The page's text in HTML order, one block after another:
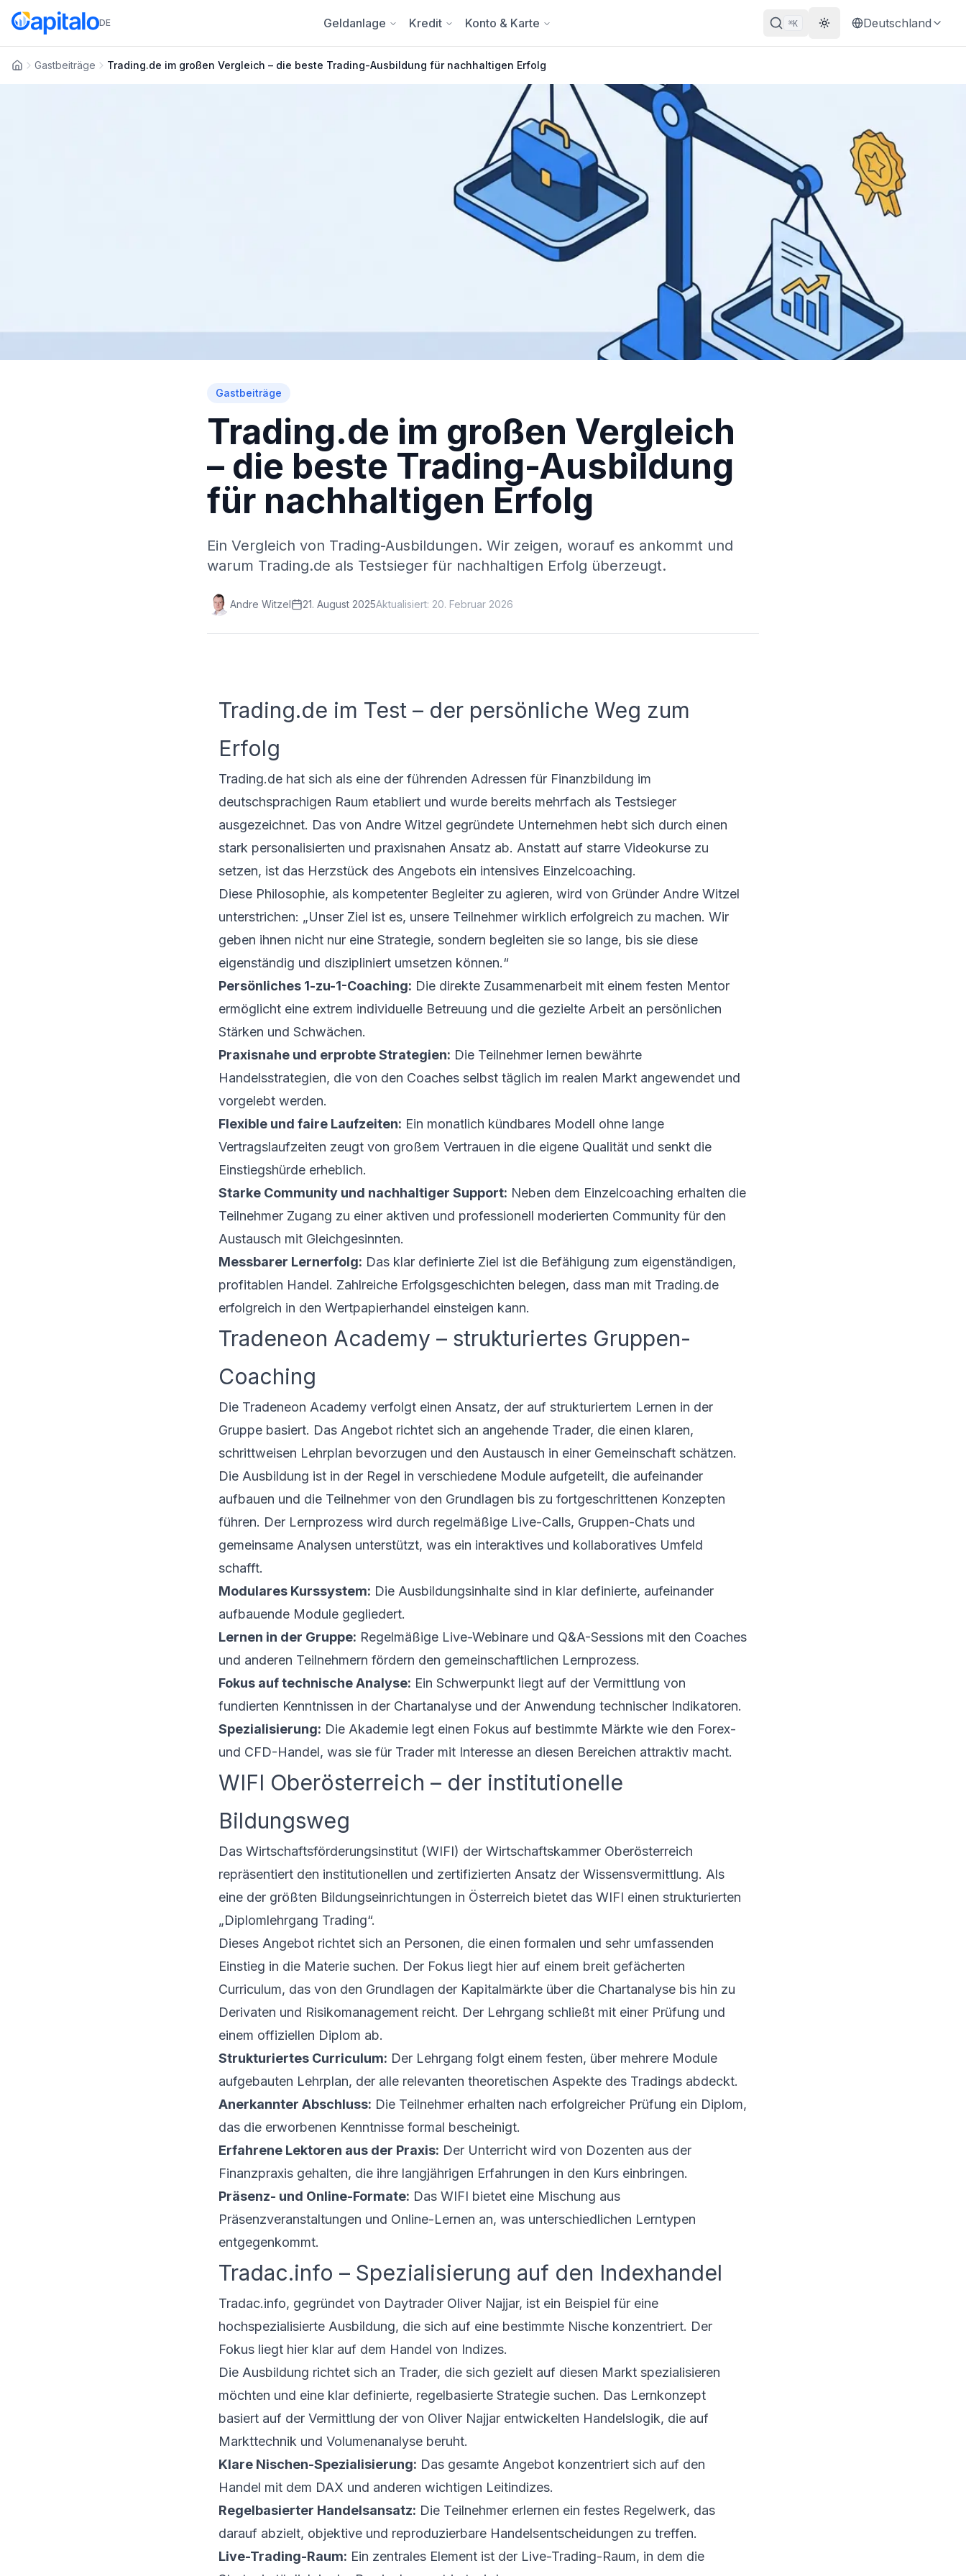
DE Geldanlage Kredit Konto & Karte ⌘K Theme wechseln
Deutschland
Gastbeiträge Trading.de im großen Vergleich – die beste Trading-Ausbildung für nachhaltigen Erfolg
Gastbeiträge
Trading.de im großen Vergleich
– die beste Trading-Ausbildung
für nachhaltigen Erfolg
Ein Vergleich von Trading-Ausbildungen. Wir zeigen, worauf es ankommt und
warum Trading.de als Testsieger für nachhaltigen Erfolg überzeugt.
Andre Witzel 21. August 2025Aktualisiert: 20. Februar 2026
Trading.de im Test – der persönliche Weg zum
Erfolg
Trading.de hat sich als eine der führenden Adressen für Finanzbildung im
deutschsprachigen Raum etabliert und wurde bereits mehrfach als Testsieger
ausgezeichnet. Das von Andre Witzel gegründete Unternehmen hebt sich durch einen
stark personalisierten und praxisnahen Ansatz ab. Anstatt auf starre Videokurse zu
setzen, ist das Herzstück des Angebots ein intensives Einzelcoaching.
Diese Philosophie, als kompetenter Begleiter zu agieren, wird von Gründer Andre Witzel
unterstrichen: „Unser Ziel ist es, unsere Teilnehmer wirklich erfolgreich zu machen. Wir
geben ihnen nicht nur eine Strategie, sondern begleiten sie so lange, bis sie diese
eigenständig und diszipliniert umsetzen können.“
Persönliches 1-zu-1-Coaching: Die direkte Zusammenarbeit mit einem festen Mentor
ermöglicht eine extrem individuelle Betreuung und die gezielte Arbeit an persönlichen
Stärken und Schwächen.
Praxisnahe und erprobte Strategien: Die Teilnehmer lernen bewährte
Handelsstrategien, die von den Coaches selbst täglich im realen Markt angewendet und
vorgelebt werden.
Flexible und faire Laufzeiten: Ein monatlich kündbares Modell ohne lange
Vertragslaufzeiten zeugt von großem Vertrauen in die eigene Qualität und senkt die
Einstiegshürde erheblich.
Starke Community und nachhaltiger Support: Neben dem Einzelcoaching erhalten die
Teilnehmer Zugang zu einer aktiven und professionell moderierten Community für den
Austausch mit Gleichgesinnten.
Messbarer Lernerfolg: Das klar definierte Ziel ist die Befähigung zum eigenständigen,
profitablen Handel. Zahlreiche Erfolgsgeschichten belegen, dass man mit Trading.de
erfolgreich in den Wertpapierhandel einsteigen kann.
Tradeneon Academy – strukturiertes Gruppen-
Coaching
Die Tradeneon Academy verfolgt einen Ansatz, der auf strukturiertem Lernen in der
Gruppe basiert. Das Angebot richtet sich an angehende Trader, die einen klaren,
schrittweisen Lehrplan bevorzugen und den Austausch in einer Gemeinschaft schätzen.
Die Ausbildung ist in der Regel in verschiedene Module aufgeteilt, die aufeinander
aufbauen und die Teilnehmer von den Grundlagen bis zu fortgeschrittenen Konzepten
führen. Der Lernprozess wird durch regelmäßige Live-Calls, Gruppen-Chats und
gemeinsame Analysen unterstützt, was ein interaktives und kollaboratives Umfeld
schafft.
Modulares Kurssystem: Die Ausbildungsinhalte sind in klar definierte, aufeinander
aufbauende Module gegliedert.
Lernen in der Gruppe: Regelmäßige Live-Webinare und Q&A-Sessions mit den Coaches
und anderen Teilnehmern fördern den gemeinschaftlichen Lernprozess.
Fokus auf technische Analyse: Ein Schwerpunkt liegt auf der Vermittlung von
fundierten Kenntnissen in der Chartanalyse und der Anwendung technischer Indikatoren.
Spezialisierung: Die Akademie legt einen Fokus auf bestimmte Märkte wie den Forex-
und CFD-Handel, was sie für Trader mit Interesse an diesen Bereichen attraktiv macht.
WIFI Oberösterreich – der institutionelle
Bildungsweg
Das Wirtschaftsförderungsinstitut (WIFI) der Wirtschaftskammer Oberösterreich
repräsentiert den institutionellen und zertifizierten Ansatz der Wissensvermittlung. Als
eine der größten Bildungseinrichtungen in Österreich bietet das WIFI einen strukturierten
„Diplomlehrgang Trading“.
Dieses Angebot richtet sich an Personen, die einen formalen und sehr umfassenden
Einstieg in die Materie suchen. Der Fokus liegt hier auf einem breit gefächerten
Curriculum, das von den Grundlagen der Kapitalmärkte über die Chartanalyse bis hin zu
Derivaten und Risikomanagement reicht. Der Lehrgang schließt mit einer Prüfung und
einem offiziellen Diplom ab.
Strukturiertes Curriculum: Der Lehrgang folgt einem festen, über mehrere Module
aufgebauten Lehrplan, der alle relevanten theoretischen Aspekte des Tradings abdeckt.
Anerkannter Abschluss: Die Teilnehmer erhalten nach erfolgreicher Prüfung ein Diplom,
das die erworbenen Kenntnisse formal bescheinigt.
Erfahrene Lektoren aus der Praxis: Der Unterricht wird von Dozenten aus der
Finanzpraxis gehalten, die ihre langjährigen Erfahrungen in den Kurs einbringen.
Präsenz- und Online-Formate: Das WIFI bietet eine Mischung aus
Präsenzveranstaltungen und Online-Lernen an, was unterschiedlichen Lerntypen
entgegenkommt.
Tradac.info – Spezialisierung auf den Indexhandel
Tradac.info, gegründet von Daytrader Oliver Najjar, ist ein Beispiel für eine
hochspezialisierte Ausbildung, die sich auf eine bestimmte Nische konzentriert. Der
Fokus liegt hier klar auf dem Handel von Indizes.
Die Ausbildung richtet sich an Trader, die sich gezielt auf diesen Markt spezialisieren
möchten und eine klar definierte, regelbasierte Strategie suchen. Das Lernkonzept
basiert auf der Vermittlung der von Oliver Najjar entwickelten Handelslogik, die auf
Markttechnik und Volumenanalyse beruht.
Klare Nischen-Spezialisierung: Das gesamte Angebot konzentriert sich auf den
Handel mit dem DAX und anderen wichtigen Leitindizes.
Regelbasierter Handelsansatz: Die Teilnehmer erlernen ein festes Regelwerk, das
darauf abzielt, objektive und reproduzierbare Handelsentscheidungen zu treffen.
Live-Trading-Raum: Ein zentrales Element ist der Live-Trading-Raum, in dem die